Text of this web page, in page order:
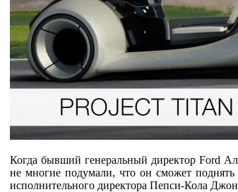
Когда бывший генеральный директор Ford
не многие подумали, что он сможет
исполнительного директора Пепси-Кола